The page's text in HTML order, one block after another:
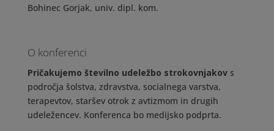
Bohinec Gorjak, univ. dipl. kom.
O konferenci
Pričakujemo številno udeležbo strokovnjakovs
področja šolstva, zdravstva, socialnega varstva,
terapevtov, staršev otrok z avtizmom in drugih
udeležencev. Konferenca bo medijsko podprta.